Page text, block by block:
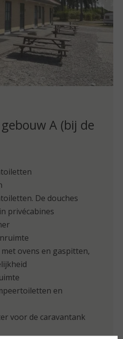
A (bij de
De douches
privécabines
ovens en gaspitten,
en
voor de caravantank